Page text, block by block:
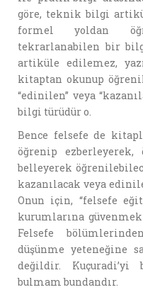
göre, teknik bilgi
formel yoldan
tekrarlanabilen bir
artiküle edilemez,
kitaptan okunup
“edinilen” veya
bilgi türüdür o.
Bence felsefe de
öğrenip
belleyerek
kazanılacak veya
Onun için, “felsefe
kurumlarına
Felsefe
düşünme yeteneğine
değildir. Kuçuradi’yi
bulmam bundandır.